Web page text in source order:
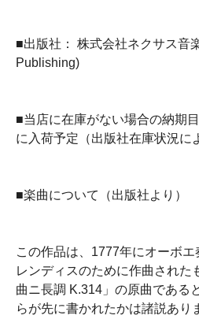
■出版社： 株式会社ネクサス音
Publishing)
■当店に在庫がない場合の納期
に入荷予定（出版社在庫状況に
■楽曲について（出版社より）
この作品は、1777年にオーボ
レンディスのために作曲された
曲ニ長調 K.314」の原曲である
らが先に書かれたかは諸説あり